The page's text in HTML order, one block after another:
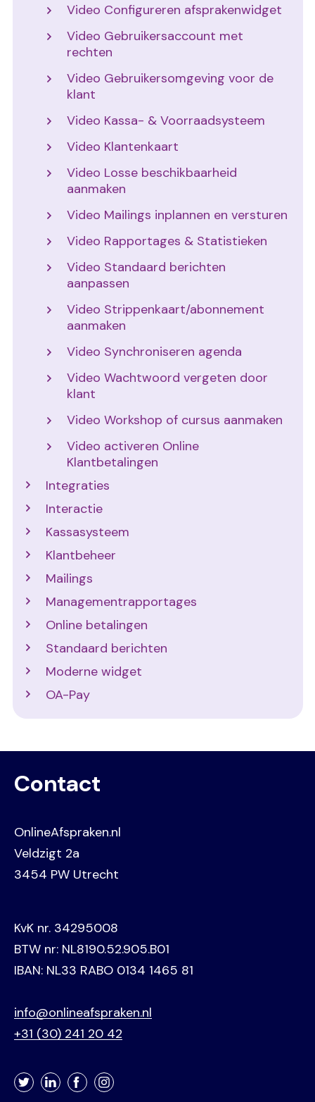
Video Configureren afsprakenwidget
Video Gebruikersaccount met
rechten
Video Gebruikersomgeving voor de
klant
Video Kassa- & Voorraadsysteem
Video Klantenkaart
Video Losse beschikbaarheid
aanmaken
Video Mailings inplannen en versturen
Video Rapportages & Statistieken
Video Standaard berichten
aanpassen
Video Strippenkaart/abonnement
aanmaken
Video Synchroniseren agenda
Video Wachtwoord vergeten door
klant
Video Workshop of cursus aanmaken
Video activeren Online
Klantbetalingen
Integraties
Interactie
Kassasysteem
Klantbeheer
Mailings
Managementrapportages
Online betalingen
Standaard berichten
Moderne widget
OA-Pay
Contact
OnlineAfspraken.nl
Veldzigt 2a
3454 PW Utrecht
KvK nr. 34295008
BTW nr: NL8190.52.905.B01
IBAN: NL33 RABO 0134 1465 81
info@onlineafspraken.nl
+31 (30) 241 20 42
TwitterLinkedInFacebookInstagram